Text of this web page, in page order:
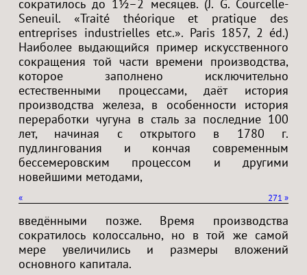
сократилось до 1½–2 месяцев. (J. G. Courcelle-
Seneuil. «Traité théorique et pratique des
entreprises industrielles etc.». Paris 1857, 2 éd.)
Наиболее выдающийся пример искусственного
сокращения той части времени производства,
которое заполнено исключительно
естественными процессами, даёт история
производства железа, в особенности история
переработки чугуна в сталь за последние 100
лет, начиная с открытого в 1780 г.
пудлингования и кончая современным
бессемеровским процессом и другими
новейшими методами,
« »
271
введёнными позже. Время производства
сократилось колоссально, но в той же самой
мере увеличились и размеры вложений
основного капитала.